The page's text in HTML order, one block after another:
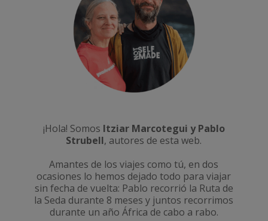
¡Hola! Somos Itziar Marcotegui y Pablo
Strubell, autores de esta web.
Amantes de los viajes como tú, en dos
ocasiones lo hemos dejado todo para viajar
sin fecha de vuelta: Pablo recorrió la Ruta de
la Seda durante 8 meses y juntos recorrimos
durante un año África de cabo a rabo.